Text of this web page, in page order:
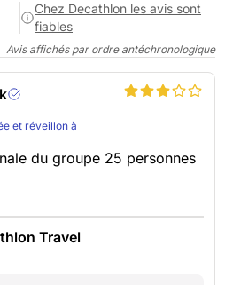
Chez Decathlon les avis sont
fiables
Avis affichés par ordre antéchronologique
et réveillon à
du groupe 25 personnes
Travel